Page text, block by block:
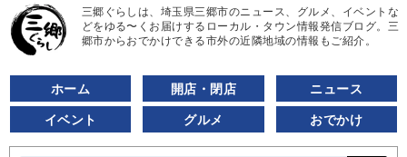
三郷ぐらしは、埼玉県三郷市のニュース、グルメ、イベントな
どをゆる〜くお届けするローカル・タウン情報発信ブログ。三
郷市からおでかけできる市外の近隣地域の情報もご紹介。
ホーム 開店・閉店 ニュース
イベント グルメ おでかけ